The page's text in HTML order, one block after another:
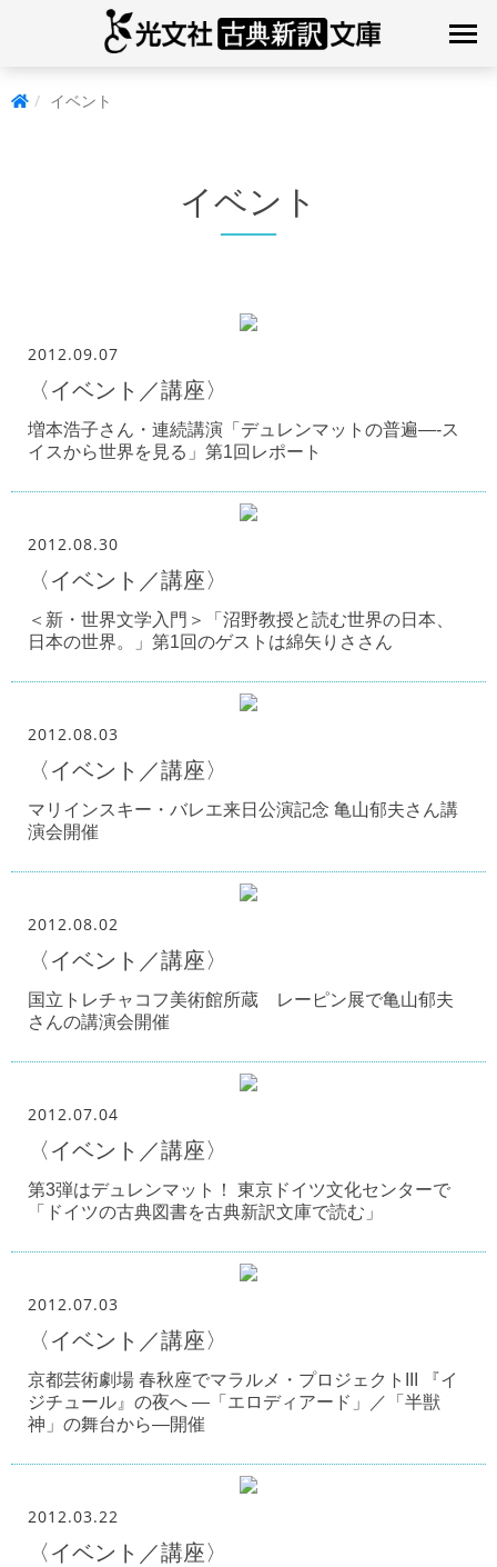
イベント
イベント
2012.09.07
〈イベント／講座〉
増本浩子さん・連続講演「デュレンマットの普遍—-ス
イスから世界を見る」第1回レポート
2012.08.30
〈イベント／講座〉
＜新・世界文学入門＞「沼野教授と読む世界の日本、
日本の世界。」第1回のゲストは綿矢りささん
2012.08.03
〈イベント／講座〉
マリインスキー・バレエ来日公演記念 亀山郁夫さん講
演会開催
2012.08.02
〈イベント／講座〉
国立トレチャコフ美術館所蔵 レーピン展で亀山郁夫
さんの講演会開催
2012.07.04
〈イベント／講座〉
第3弾はデュレンマット！ 東京ドイツ文化センターで
「ドイツの古典図書を古典新訳文庫で読む」
2012.07.03
〈イベント／講座〉
京都芸術劇場 春秋座でマラルメ・プロジェクトIII 『イ
ジチュール』の夜へ ―「エロディアード」／「半獣
神」の舞台から―開催
2012.03.22
〈イベント／講座〉